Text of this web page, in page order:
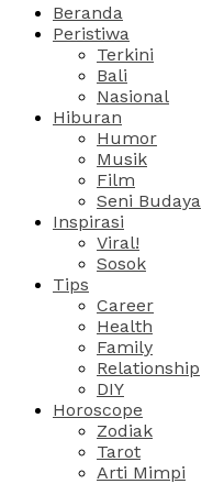
Beranda
Peristiwa
Terkini
Bali
Nasional
Hiburan
Humor
Musik
Film
Seni Budaya
Inspirasi
Viral!
Sosok
Tips
Career
Health
Family
Relationship
DIY
Horoscope
Zodiak
Tarot
Arti Mimpi